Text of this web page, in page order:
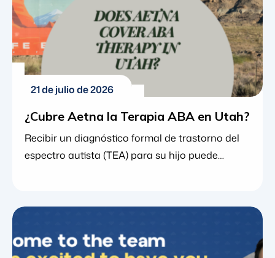
21 de julio de 2026
¿Cubre Aetna la Terapia ABA en Utah?
Recibir un diagnóstico formal de trastorno del
espectro autista (TEA) para su hijo puede
intervenciones que cambian la vida, como el
también introduce una serie de obstáculos